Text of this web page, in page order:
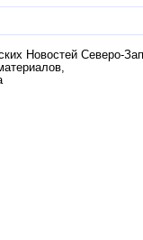
Новостей Северо-